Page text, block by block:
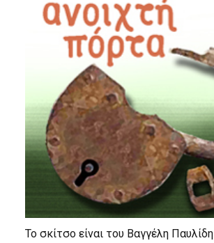
Το σκίτσο είναι του Βαγγέλη Παυλίδη